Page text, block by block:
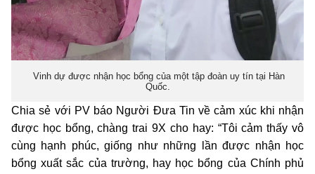
Vinh dự được nhận học bổng của một tập đoàn uy tín tại Hàn
Quốc.
Chia sẻ với PV báo Người Đưa Tin về cảm xúc khi nhận
được học bổng, chàng trai 9X cho hay: “Tôi cảm thấy vô
cùng hạnh phúc, giống như những lần được nhận học
bổng xuất sắc của trường, hay học bổng của Chính phủ